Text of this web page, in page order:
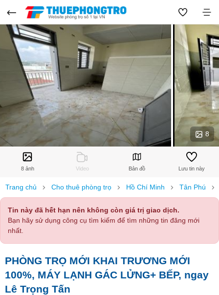
8
8 ảnh Video Bản đồ Lưu tin này
Trang chủ Cho thuê phòng trọ Hồ Chí Minh Tân Phú
Tin này đã hết hạn nên không còn giá trị giao dịch.
Bạn hãy sử dụng công cụ tìm kiếm để tìm những tin đăng mới
nhất.
PHÒNG TRỌ MỚI KHAI TRƯƠNG MỚI
100%, MÁY LẠNH GÁC LỬNG+ BẾP, ngay
Lê Trọng Tấn